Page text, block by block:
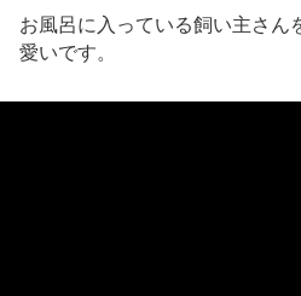
お風呂に入っている飼い主さん
愛いです。